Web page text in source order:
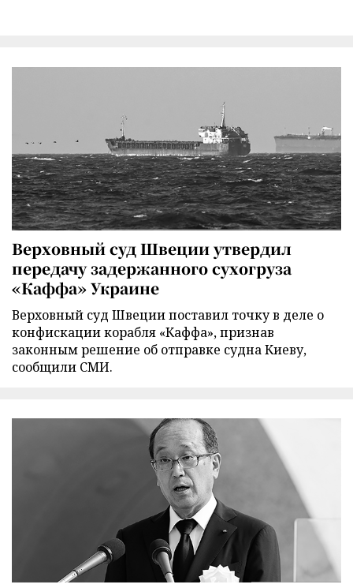
Верховный суд Швеции утвердил
передачу задержанного сухогруза
«Каффа» Украине
Верховный суд Швеции поставил точку в деле о
конфискации корабля «Каффа», признав
законным решение об отправке судна Киеву,
сообщили СМИ.